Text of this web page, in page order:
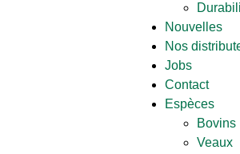
Nouvelles
Nos
Jobs
Contact
Espèces
Bovins
Veaux